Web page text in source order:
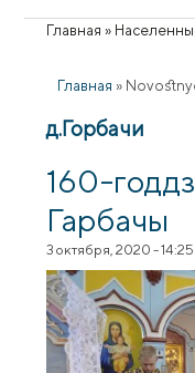
Главная »
Главная »
д.Горбачи
160-
Гарбачы
3 октября, 2020 - 14:25